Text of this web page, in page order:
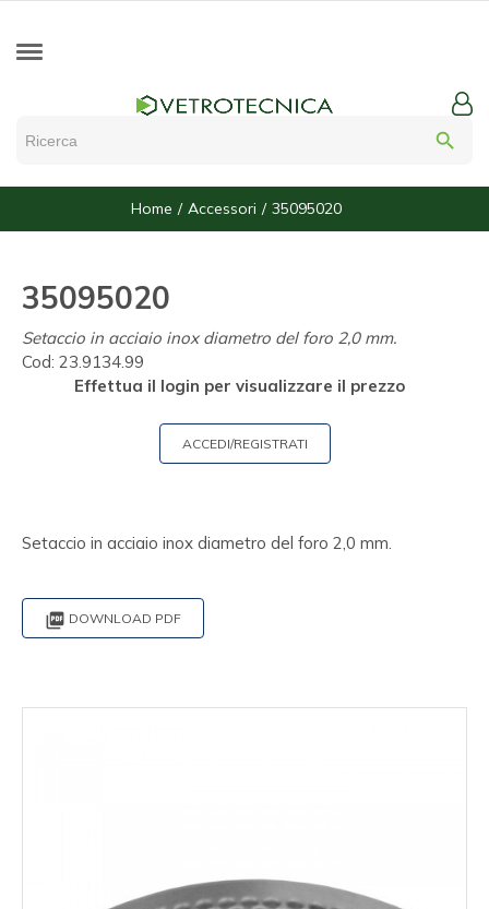
search
Home Accessori 35095020
35095020
Setaccio in acciaio inox diametro del foro 2,0 mm.
Cod: 23.9134.99
Effettua il login per visualizzare il prezzo
ACCEDI/REGISTRATI
Setaccio in acciaio inox diametro del foro 2,0 mm.
 DOWNLOAD PDF